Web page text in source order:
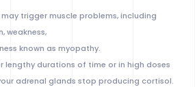
may trigger muscle problems, including
weakness,
known as myopathy.
lengthy durations of time or in high doses
adrenal glands stop producing cortisol.